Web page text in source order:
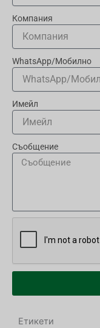
Компания
WhatsApp/Мобилно
Имейл
Съобщение
Етикети